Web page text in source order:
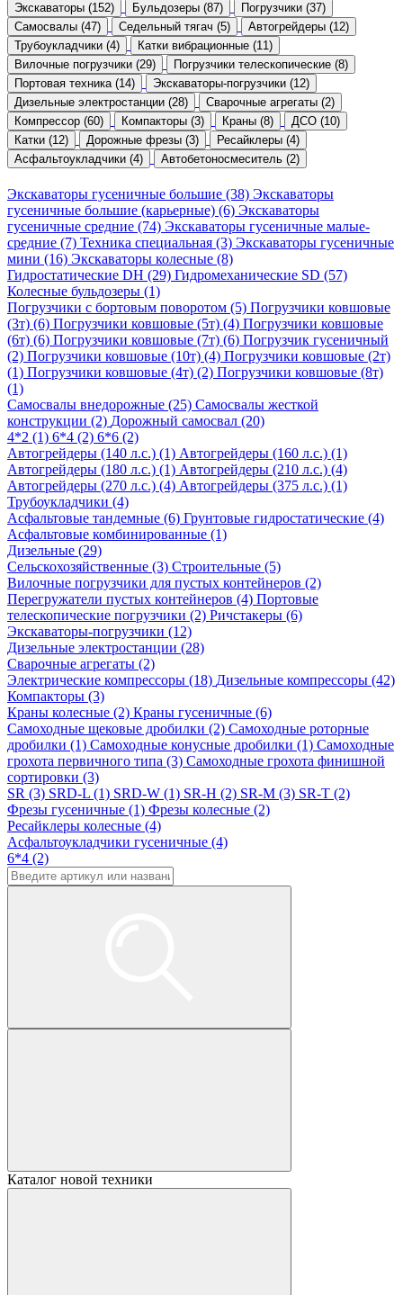
Экскаваторы (152)
Бульдозеры (87)
Погрузчики (37)
Самосвалы (47)
Седельный тягач (5)
Автогрейдеры (12)
Трубоукладчики (4)
Катки вибрационные (11)
Вилочные погрузчики (29)
Погрузчики телескопические (8)
Портовая техника (14)
Экскаваторы-погрузчики (12)
Дизельные электростанции (28)
Сварочные агрегаты (2)
Компрессор (60)
Компакторы (3) Краны (8)
ДСО (10)
Катки (12)
Дорожные фрезы (3)
Ресайклеры (4)
Асфальтоукладчики (4)
Автобетоносмеситель (2)
Экскаваторы гусеничные большие (38) Экскаваторы
гусеничные большие (карьерные) (6) Экскаваторы
гусеничные средние (74) Экскаваторы гусеничные малые-
средние (7) Техника специальная (3) Экскаваторы гусеничные
мини (16) Экскаваторы колесные (8)
Гидростатические DH (29) Гидромеханические SD (57)
Колесные бульдозеры (1)
Погрузчики с бортовым поворотом (5) Погрузчики ковшовые
(3т) (6) Погрузчики ковшовые (5т) (4) Погрузчики ковшовые
(6т) (6) Погрузчики ковшовые (7т) (6) Погрузчик гусеничный
(2) Погрузчики ковшовые (10т) (4) Погрузчики ковшовые (2т)
(1) Погрузчики ковшовые (4т) (2) Погрузчики ковшовые (8т)
(1)
Самосвалы внедорожные (25) Самосвалы жесткой
конструкции (2) Дорожный самосвал (20)
4*2 (1) 6*4 (2) 6*6 (2)
Автогрейдеры (140 л.с.) (1) Автогрейдеры (160 л.с.) (1)
Автогрейдеры (180 л.с.) (1) Автогрейдеры (210 л.с.) (4)
Автогрейдеры (270 л.с.) (4) Автогрейдеры (375 л.с.) (1)
Трубоукладчики (4)
Асфальтовые тандемные (6) Грунтовые гидростатические (4)
Асфальтовые комбинированные (1)
Дизельные (29)
Сельскохозяйственные (3) Строительные (5)
Вилочные погрузчики для пустых контейнеров (2)
Перегружатели пустых контейнеров (4) Портовые
телескопические погрузчики (2) Ричстакеры (6)
Экскаваторы-погрузчики (12)
Дизельные электростанции (28)
Сварочные агрегаты (2)
Электрические компрессоры (18) Дизельные компрессоры (42)
Компакторы (3)
Краны колесные (2) Краны гусеничные (6)
Самоходные щековые дробилки (2) Самоходные роторные
дробилки (1) Самоходные конусные дробилки (1) Самоходные
грохота первичного типа (3) Самоходные грохота финишной
сортировки (3)
SR (3) SRD-L (1) SRD-W (1) SR-H (2) SR-M (3) SR-T (2)
Фрезы гусеничные (1) Фрезы колесные (2)
Ресайклеры колесные (4)
Асфальтоукладчики гусеничные (4)
6*4 (2)
Каталог новой техники